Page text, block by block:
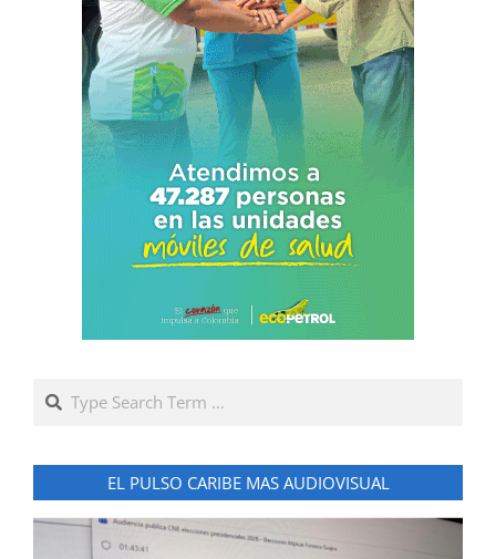
Search
EL PULSO CARIBE MAS AUDIOVISUAL